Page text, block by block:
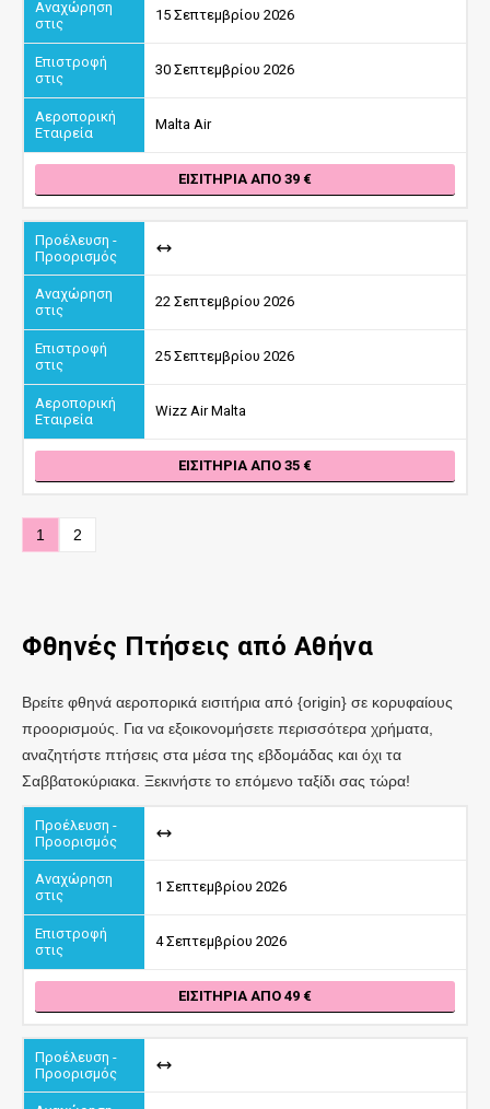
15 Σεπτεμβρίου 2026
30 Σεπτεμβρίου 2026
Malta Air
ΕΙΣΙΤΉΡΙΑ ΑΠΌ 39
22 Σεπτεμβρίου 2026
25 Σεπτεμβρίου 2026
Wizz Air Malta
ΕΙΣΙΤΉΡΙΑ ΑΠΌ 35
1 2
Φθηνές Πτήσεις από Αθήνα
Βρείτε φθηνά αεροπορικά εισιτήρια από {origin} σε κορυφαίους
προορισμούς. Για να εξοικονομήσετε περισσότερα χρήματα,
αναζητήστε πτήσεις στα μέσα της εβδομάδας και όχι τα
Σαββατοκύριακα. Ξεκινήστε το επόμενο ταξίδι σας τώρα!
1 Σεπτεμβρίου 2026
4 Σεπτεμβρίου 2026
ΕΙΣΙΤΉΡΙΑ ΑΠΌ 49